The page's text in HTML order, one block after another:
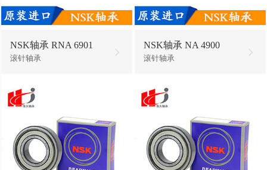
NSK轴承 RNA 6901
滚针轴承
NSK轴承 NA 4900
滚针轴承